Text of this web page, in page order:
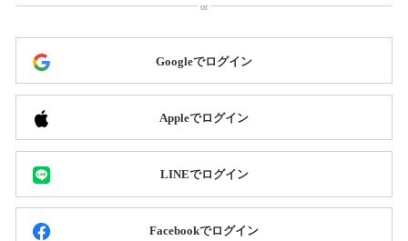
Googleでログイン
Appleでログイン
LINEでログイン
Facebookでログイン